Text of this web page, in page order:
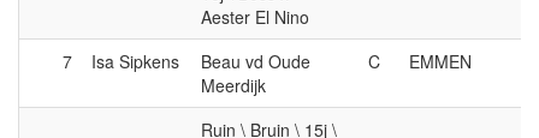
Aester El Nino
7
Isa Sipkens
Beau vd Oude
Meerdijk
C EMMEN
Ruin \ Bruin \ 15j \